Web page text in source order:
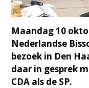
Maandag 10
Nederlandse
bezoek in Den
daar in gesprek
CDA als de SP.